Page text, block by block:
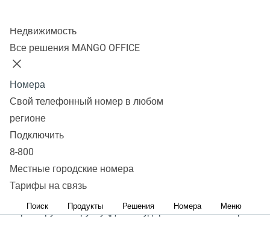
Недвижимость
Все решения MANGO OFFICE
Номера
Свой телефонный номер в любом
регионе
Подключить
8-800
Местные городские номера
Тарифы на связь
Поиск Продукты Решения Номера Меню
Причины:
1) Большая удаленность от базы/перекрытия
2) Радиопомехи
3) Истощенность аккумуляторов радиотрубки
Решение:
1) Подойти с трубкой к базе. Сеть появилась? Если нет,
перезагрузить трубку (долгое удержание кнопки сброса